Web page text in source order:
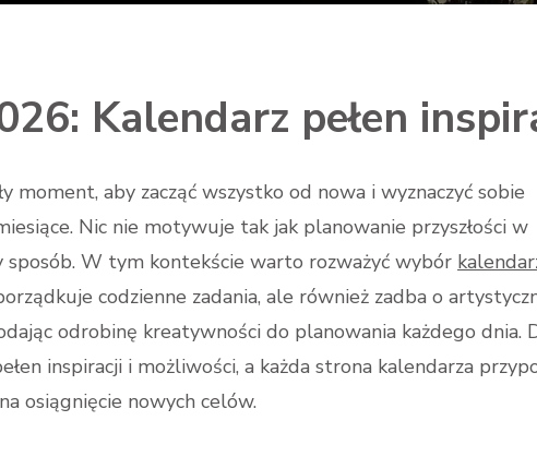
Kalendarz pełen
moment, aby zacząć wszystko od nowa i wyznaczyć sobie
Nic nie motywuje tak jak planowanie przyszłości w
sposób. W tym kontekście warto rozważyć wybór
codzienne zadania, ale również zadba o
odrobinę kreatywności do planowania każdego dnia.
inspiracji i możliwości, a każda strona kalendarza
osiągnięcie nowych celów.